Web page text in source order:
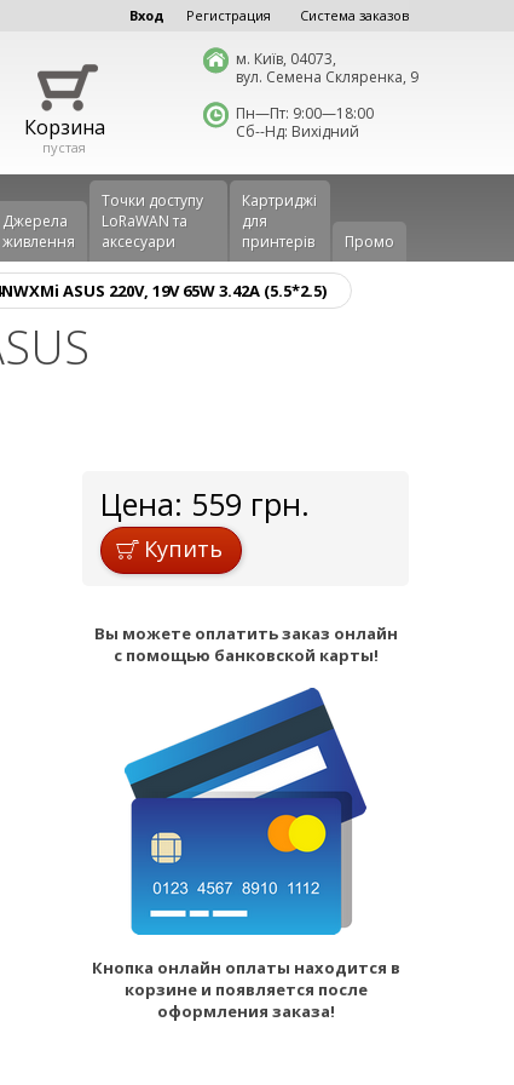
Вход Регистрация Система заказов
Корзина
пустая
м. Київ, 04073,
вул. Семена Скляренка, 9
Пн—Пт: 9:00—18:00
Сб--Нд: Вихідний
Джерела
живлення
Точки доступу
LoRaWAN та
аксесуари
Картриджі
для
принтерів
Промо
ASUS 220V, 19V 65W 3.42A (5.5*2.5)
Цена: 559 грн.
Купить
Вы можете оплатить заказ онлайн
с помощью банковской карты!
Кнопка онлайн оплаты находится в
корзине и появляется после
оформления заказа!